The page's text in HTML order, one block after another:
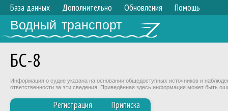
База данных Дополнительно Обновления Помощь
Водный транспорт
БС-8
Информация о судне указана на основании общедоступных источников и
ответственности за эти сведения. Приведённая здесь информация может быть
Регистрация Приписка